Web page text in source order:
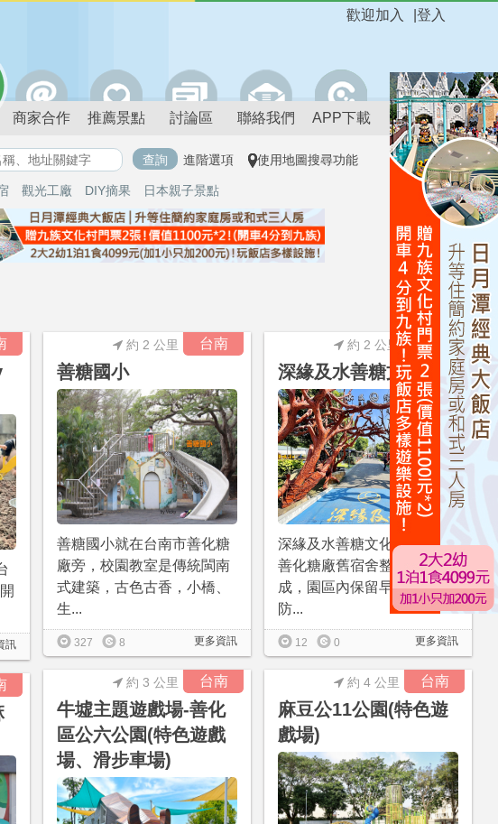
登入
歡迎加入
商家合作 推薦景點 討論區 聯絡我們 APP下載
進階選項 使用地圖搜尋功能
觀光工廠 DIY摘果 日本親子景點
進階搜尋
訊
台南
約 2 公里
善糖國小
善糖國小就在台南市善化糖
廠旁，校園教室是傳統閩南
式建築，古色古香，小橋、
生...
更多資訊
327 8
台南
約 2 公里
深緣及水善糖文化園區
深緣及水善糖文化園區是由
善化糖廠舊宿舍整修打造而
成，園區內保留早期建築、
防...
更多資訊
12 0
台南
約 3 公里
牛墟主題遊戲場-善化
區公六公園(特色遊戲
場、滑步車場)
台南
約 4 公里
麻豆公11公園(特色遊
戲場)